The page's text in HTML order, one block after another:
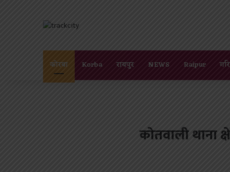
कोरबा Korba रायपुर NEWS Raipur
कोतवाली थाना